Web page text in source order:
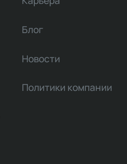
Блог
Новости
Политики компании